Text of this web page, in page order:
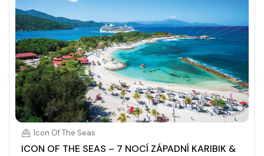
Icon Of The Seas
ICON OF THE SEAS – 7 NOCÍ ZÁPADNÍ KARIBIK &